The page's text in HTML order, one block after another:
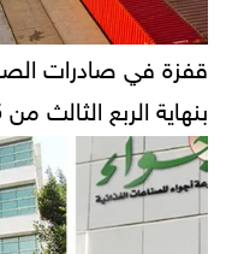
بنهاية الربع الثالث من 2025